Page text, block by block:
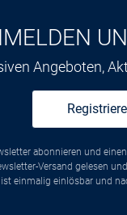
Angeboten,
abonnieren und
Versand gelesen
ist einmalig einlösbar und